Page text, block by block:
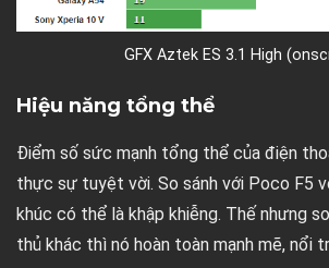
GFX Aztek ES 3.1 High
Hiệu năng tổng thể
Điểm số sức mạnh tổng thể của điện
thực sự tuyệt vời. So sánh với Poco F5
khúc có thể là khập khiễng. Thế nhưng
thủ khác thì nó hoàn toàn mạnh mẽ, nổi